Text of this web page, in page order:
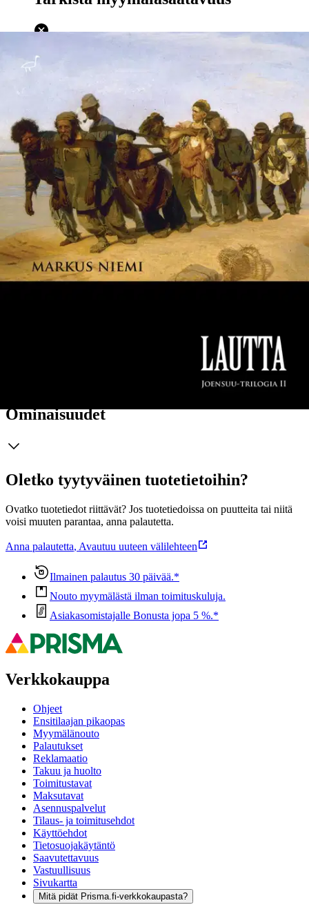
Ei saatavilla
Tuotekuvaus
"Jostain, helvetistä ehkä, huokuu murhaavaa himoa joka valuu
meihin kaikkiin aivan normaalina tajuttavana asiana; me
kääntelemme sitä edestakaisin dialogeissa jotka ovat vähitellen
kadonneet muististani. Viha tuo täyteyden ja rauhan ja hiljaisuuden.
Mikä syksy se taas olikaan, loputon ja mädänhajuinen vetäytyminen,
Jumalan tuomio oksennuksillemme - ja kaikki kelluu yhdessä jotakin
kohti, en tiedä mitä." Intensiivinen, neuroottinen, epäkorrekti.
Purkauksenomainen pienoisromaani ihmisen halusta paljastaa ja
tulla paljastetuksi. Kertomus yhteisöistä ja yhteiskunnasta,
rakkauden pakahduttavasta väkivallasta, politiikasta, kapitalismista.
Ominaisuudet
Oletko tyytyväinen tuotetietoihin?
Ovatko tuotetiedot riittävät? Jos tuotetiedoissa on puutteita tai niitä
voisi muuten parantaa, anna palautetta.
Anna palautetta, Avautuu uuteen välilehteen
Ilmainen palautus 30 päivää.*
Nouto myymälästä ilman toimituskuluja.
Asiakasomistajalle Bonusta jopa 5 %.*
Verkkokauppa
Ohjeet
Ensitilaajan pikaopas
Myymälänouto
Palautukset
Reklamaatio
Takuu ja huolto
Toimitustavat
Maksutavat
Asennuspalvelut
Tilaus- ja toimitusehdot
Käyttöehdot
Tietosuojakäytäntö
Saavutettavuus
Vastuullisuus
Sivukartta
Mitä pidät Prisma.fi-verkkokaupasta?